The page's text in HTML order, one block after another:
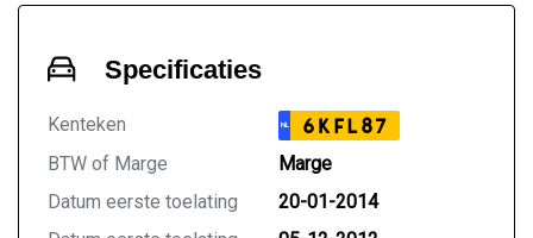
Specificaties
Kenteken NL 6KFL87
BTW of Marge
Marge
Datum eerste toelating
20-01-2014